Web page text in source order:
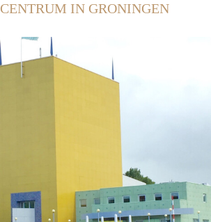
CENTRUM IN GRONINGEN